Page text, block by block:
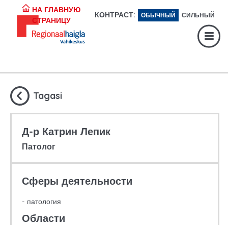
НА ГЛАВНУЮ
СТРАНИЦУ
КОНТРАСТ: ОБЫЧНЫЙ СИЛЬНЫЙ
Экстренная помощь:
Tagasi
Д-р Катрин Лепик
Патолог
Сферы деятельности
патология
Области